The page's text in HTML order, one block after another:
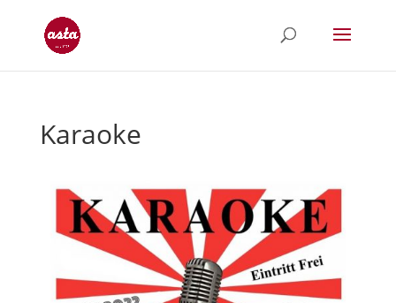
Karaoke